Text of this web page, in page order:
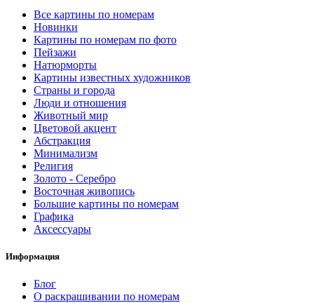
Все картины по номерам
Новинки
Картины по номерам по фото
Пейзажи
Натюрморты
Картины известных художников
Страны и города
Люди и отношения
Животный мир
Цветовой акцент
Абстракция
Минимализм
Религия
Золото - Серебро
Восточная живопись
Большие картины по номерам
Графика
Аксессуары
Информация
Блог
О раскрашивании по номерам